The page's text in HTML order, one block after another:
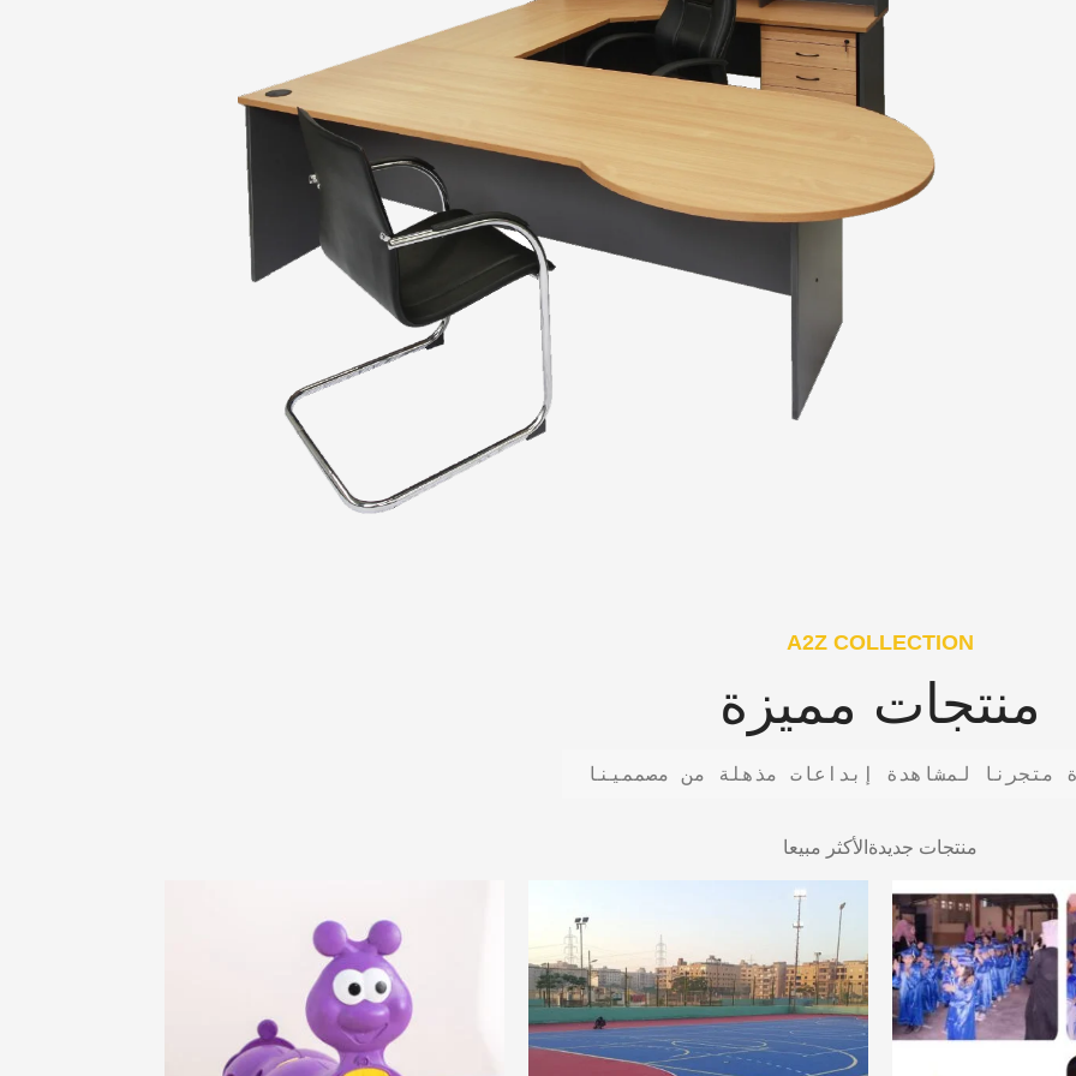
A2Z COLLECTION
منتجات مميزة
متجرنا لمشاهدة إبداعات مذهلة من مصممينا
منتجات جديدة الأكثر مبيعا